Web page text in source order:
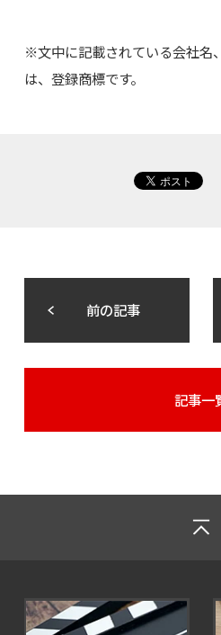
※文中に記載されている会社名
は、登録商標です。
前の記事
記事一